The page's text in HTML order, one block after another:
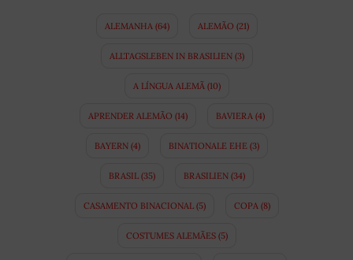
ALEMANHA (64) ALEMÃO (21)
ALLTAGSLEBEN IN BRASILIEN(3)
A LÍNGUA ALEMÃ (10)
APRENDER ALEMÃO (14) BAVIERA (4)
BAYERN(4) BINATIONALE EHE(3)
BRASIL(35) BRASILIEN(34)
CASAMENTO BINACIONAL(5) COPA (8)
COSTUMES ALEMÃES(5)